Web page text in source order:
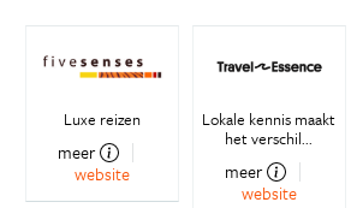
Luxe reizen
meer
website
Lokale kennis maakt
het verschil...
meer
website